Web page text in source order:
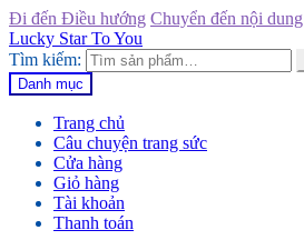
Đi đến Điều hướng Chuyển đến nội dung
Lucky Star To You
Tìm kiếm:
Danh mục
Trang chủ
Câu chuyện trang sức
Cửa hàng
Giỏ hàng
Tài khoản
Thanh toán